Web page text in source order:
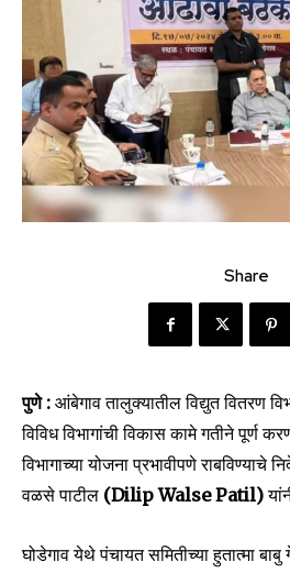
Share
पुणे : आंबेगाव तालुक्यातील विद्युत वितरण
विविध विभागांची विकास कामे गतीने पूर्ण
विभागाच्या योजना प्रभावीपणे राबविण्याचे
वळसे पाटील (Dilip Walse Patil)
घोडेगाव येथे पंचायत समितीच्या हुतात्मा